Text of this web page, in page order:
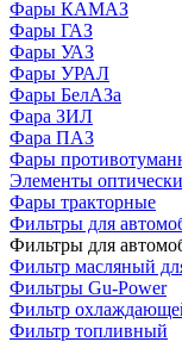
Фары КАМАЗ
Фары ГАЗ
Фары УАЗ
Фары УРАЛ
Фары БелАЗа
Фара ЗИЛ
Фара ПАЗ
Фары
Элементы
Фары тракторные
Фильтры для
Фильтры для
Фильтр масляный
Фильтры Gu-Power
Фильтр
Фильтр топливный